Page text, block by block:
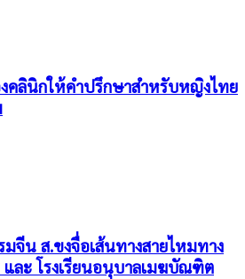
คลินิกให้คำปรึกษาสำหรับหญิงไทย
จีน ส.ขงจื่อเส้นทางสายไหมทาง
ละ โรงเรียนอนุบาลเมฆบัณฑิต